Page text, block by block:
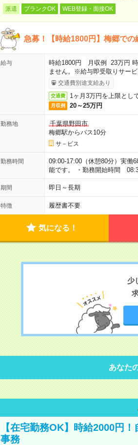
派遣 ブランクOK WEB登録・面接OK
急募！【時給1800円】梅郷での
給与
時給1800円 月収例 23万円
ません。※給与即受取りサービ
交通費別途支給あり
交通費 1ヶ月3万円を上限とし
月収例 20～25万円
勤務地
千葉県野田市
梅郷駅からバス10分
サ－ビス
勤務時間
09:00-17:00（休憩80分）実働
能です。 ・勤務開始時間
期間 即日～長期
特徴 履歴書不要
気になる！
少
あなた
【在宅勤務OK】時給2000円
事務